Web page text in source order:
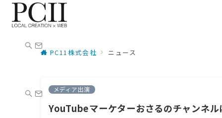
PC11株式会社 ニュース
メディア出演
YouTubeマーケターおさるのチャンネル